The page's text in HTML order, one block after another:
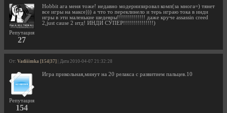
Репутация
27
Hobbit ага меня тоже! недавно модернизировал комп(за многа=) тянет
все игры на максе))) а что то переклинело и терь играю тока в инди
игры в эти маленькие шедевры!!!!!!!!!!!!!! даже круче assassin creed
2,just cause 2 итд! ИНДИ СУПЕР!!!!!!!!!!!!!!!)
От: Vadiiimka [154|37] | Дата 2010-04-07 21:32:28
Репутация
154
Игра прикольная,минут на 20 релакса с развитием пальцев.10